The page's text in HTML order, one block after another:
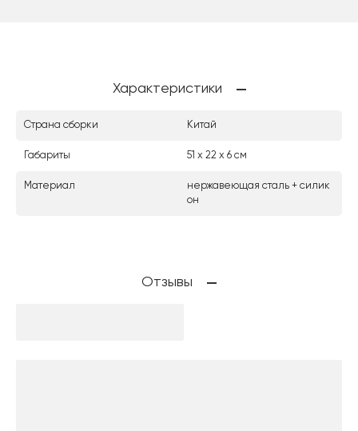
Характеристики
Страна сборки Китай
Габариты 51 х 22 х 6 см
Материал
нержавеющая сталь + силик
он
Отзывы